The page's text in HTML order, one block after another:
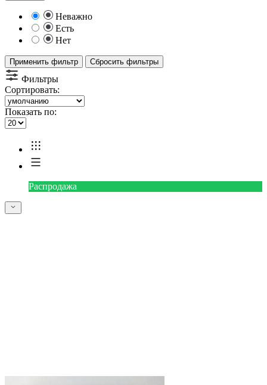
Неважно
Есть
Нет
Применить фильтр Сбросить фильтры
Фильтры
Сортировать:
Показать по:
Распродажа